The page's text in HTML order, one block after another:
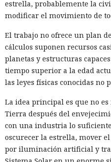
estrella, probablemente la
modificar el movimiento de
El trabajo no ofrece un plan
cálculos suponen recursos
planetas y estructuras
tiempo superior a la edad
las leyes físicas conocidas no
La idea principal es que no
Tierra después del
con una industria lo
oscurecer la estrella, mover
por iluminación artificial y